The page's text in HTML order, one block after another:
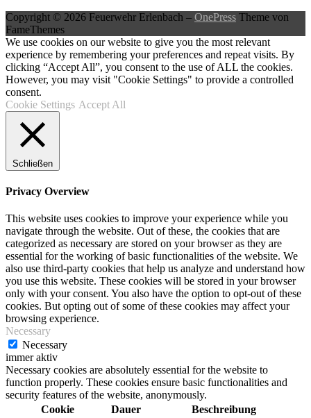
Copyright © 2026 Feuerwehr Erlenbach – OnePress Theme von
FameThemes
We use cookies on our website to give you the most relevant
experience by remembering your preferences and repeat visits. By
clicking “Accept All”, you consent to the use of ALL the cookies.
However, you may visit "Cookie Settings" to provide a controlled
consent.
Cookie Settings Accept All
Schließen
Privacy Overview
This website uses cookies to improve your experience while you
navigate through the website. Out of these, the cookies that are
categorized as necessary are stored on your browser as they are
essential for the working of basic functionalities of the website. We
also use third-party cookies that help us analyze and understand how
you use this website. These cookies will be stored in your browser
only with your consent. You also have the option to opt-out of these
cookies. But opting out of some of these cookies may affect your
browsing experience.
Necessary
Necessary
immer aktiv
Necessary cookies are absolutely essential for the website to
function properly. These cookies ensure basic functionalities and
security features of the website, anonymously.
Cookie
Dauer
Beschreibung